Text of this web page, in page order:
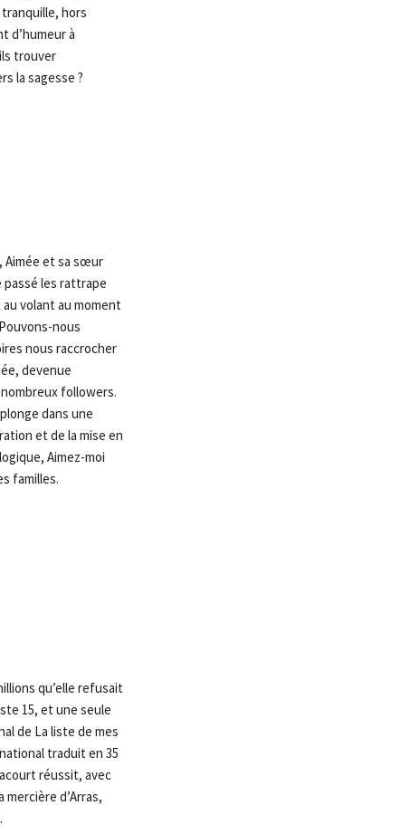
hors
d’humeur à
trouver
la sagesse ?
Aimée et sa sœur
passé les rattrape
volant au moment
nous
nous raccrocher
devenue
followers.
dans une
et de la mise en
Aimez-moi
familles.
qu’elle refusait
15, et une seule
de La liste de mes
traduit en 35
réussit, avec
d’Arras,